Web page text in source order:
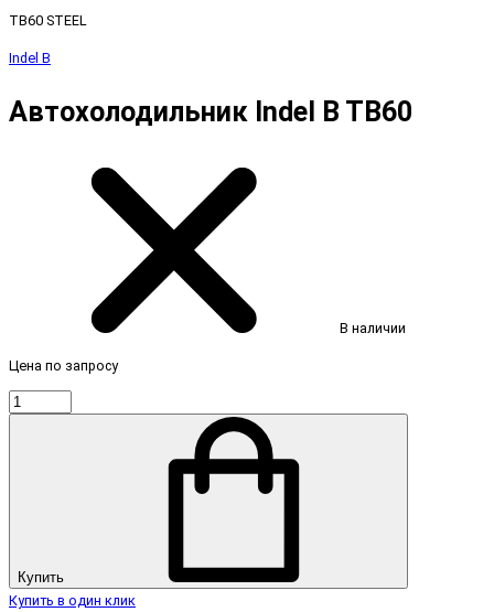
TB60 STEEL
Indel B
Автохолодильник Indel B TB60
В наличии
Цена по запросу
Купить
Купить в один клик